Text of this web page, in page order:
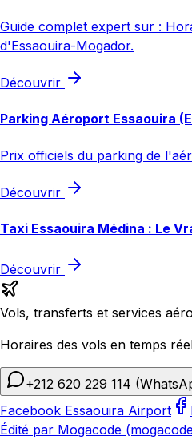
Guide complet expert sur :
d'Essaouira-Mogador.
Découvrir
Parking Aéroport Essaouira
Prix officiels du parking de
Découvrir
Taxi Essaouira Médina : Le
Découvrir
Vols, transferts et services
Horaires des vols en temps
+212 620 229 114
Facebook Essaouira Airport
Édité par Mogacode